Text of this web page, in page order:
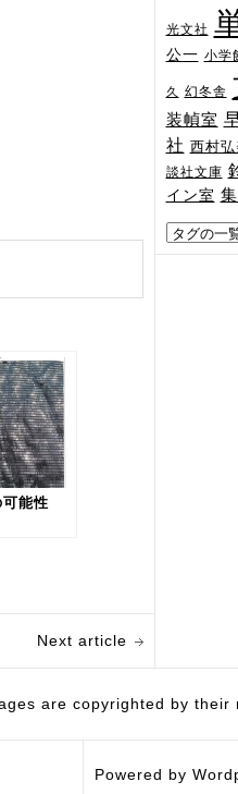
光文社
公一 小学
久 幻冬舎
装幀室
社 西村弘
談社文庫
イン室
能性
Next article
are copyrighted by their
Powered by